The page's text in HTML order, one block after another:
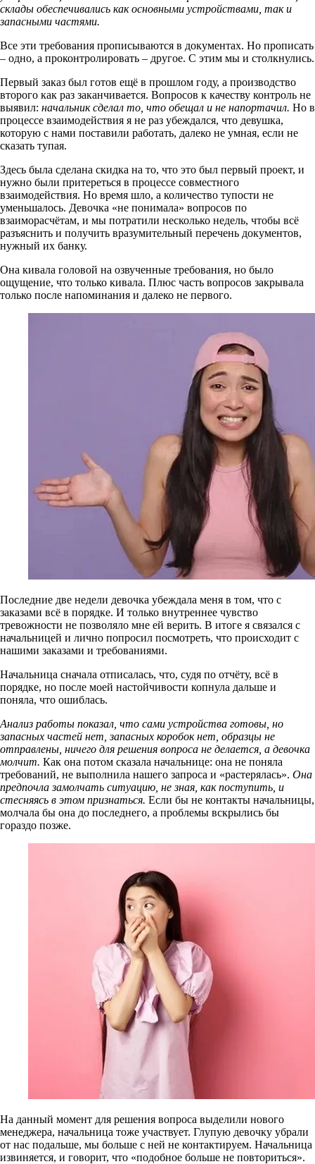
склады обеспечивались как основными устройствами, так и
запасными частями.
Все эти требования прописываются в документах. Но прописать
– одно, а проконтролировать – другое. С этим мы и столкнулись.
Первый заказ был готов ещё в прошлом году, а производство
второго как раз заканчивается. Вопросов к качеству контроль не
выявил: начальник сделал то, что обещал и не напортачил. Но в
процессе взаимодействия я не раз убеждался, что девушка,
которую с нами поставили работать, далеко не умная, если не
сказать тупая.
Здесь была сделана скидка на то, что это был первый проект, и
нужно были притереться в процессе совместного
взаимодействия. Но время шло, а количество тупости не
уменьшалось. Девочка «не понимала» вопросов по
взаиморасчётам, и мы потратили несколько недель, чтобы всё
разъяснить и получить вразумительный перечень документов,
нужный их банку.
Она кивала головой на озвученные требования, но было
ощущение, что только кивала. Плюс часть вопросов закрывала
только после напоминания и далеко не первого.
Последние две недели девочка убеждала меня в том, что с
заказами всё в порядке. И только внутреннее чувство
тревожности не позволяло мне ей верить. В итоге я связался с
начальницей и лично попросил посмотреть, что происходит с
нашими заказами и требованиями.
Начальница сначала отписалась, что, судя по отчёту, всё в
порядке, но после моей настойчивости копнула дальше и
поняла, что ошиблась.
Анализ работы показал, что сами устройства готовы, но
запасных частей нет, запасных коробок нет, образцы не
отправлены, ничего для решения вопроса не делается, а девочка
молчит. Как она потом сказала начальнице: она не поняла
требований, не выполнила нашего запроса и «растерялась». Она
предпочла замолчать ситуацию, не зная, как поступить, и
стесняясь в этом признаться. Если бы не контакты начальницы,
молчала бы она до последнего, а проблемы вскрылись бы
гораздо позже.
На данный момент для решения вопроса выделили нового
менеджера, начальница тоже участвует. Глупую девочку убрали
от нас подальше, мы больше с ней не контактируем. Начальница
извиняется, и говорит, что «подобное больше не повториться».